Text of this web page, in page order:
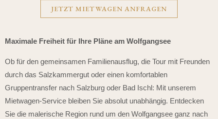
JETZT MIETWAGEN ANFRAGEN
Maximale Freiheit für Ihre Pläne am Wolfgangsee
Ob für den gemeinsamen Familienausflug, die Tour mit Freunden
durch das Salzkammergut oder einen komfortablen
Gruppentransfer nach Salzburg oder Bad Ischl: Mit unserem
Mietwagen-Service bleiben Sie absolut unabhängig. Entdecken
Sie die malerische Region rund um den Wolfgangsee ganz nach